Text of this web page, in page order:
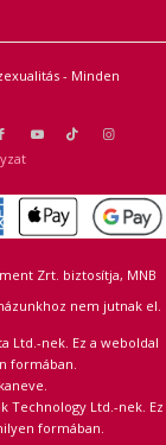
- Minden
Zrt. biztosítja, MNB
nem jutnak el.
Ltd.-nek. Ez a weboldal
formában.
Technology Ltd.-nek. Ez
formában.